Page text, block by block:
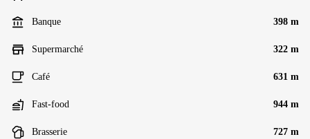
Banque 398 m
Supermarché 322 m
Café 631 m
Fast-food 944 m
Brasserie 727 m